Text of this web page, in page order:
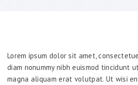
Lorem ipsum dolor sit amet,
diam nonummy nibh euismod tincidunt
magna aliquam erat volutpat. Ut wisi